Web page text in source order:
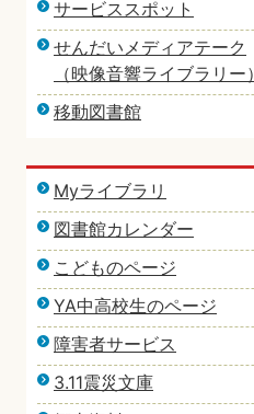
サービススポット
せんだいメディアテーク
（映像音響ライブラリー）
移動図書館
Myライブラリ
図書館カレンダー
こどものページ
YA中高校生のページ
障害者サービス
3.11震災文庫